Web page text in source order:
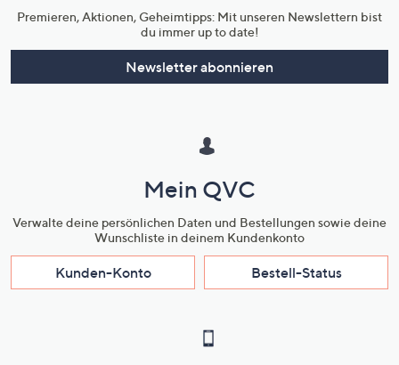
Premieren, Aktionen, Geheimtipps: Mit unseren Newslettern bist
du immer up to date!
Newsletter abonnieren
Mein QVC
Verwalte deine persönlichen Daten und Bestellungen sowie deine
Wunschliste in deinem Kundenkonto
Kunden-Konto Bestell-Status